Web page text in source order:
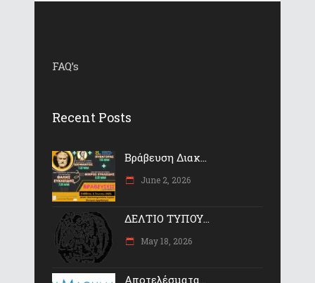
FAQ’s
Recent Posts
Βράβευση Διακ...
June 2, 2026
ΔΕΛΤΙΟ ΤΥΠΟΥ...
May 18, 2026
Αποτελέσματα...